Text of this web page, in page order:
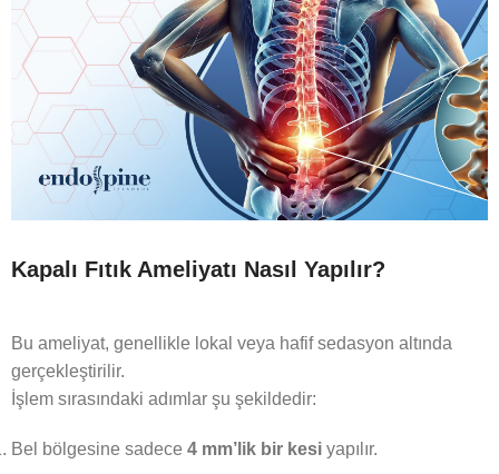
Kapalı Fıtık Ameliyatı Nasıl Yapılır?
Bu ameliyat, genellikle lokal veya hafif sedasyon altında
gerçekleştirilir.
İşlem sırasındaki adımlar şu şekildedir:
Bel bölgesine sadece 4 mm’lik bir kesi yapılır.